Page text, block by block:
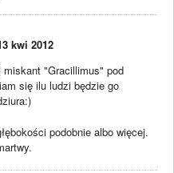
kwi 2012
"Gracillimus" pod
się ilu ludzi będzie go
podobnie albo więcej.